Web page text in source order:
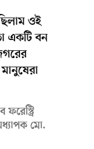
ওই
একটি বন
ফরেস্ট্রি
মো.